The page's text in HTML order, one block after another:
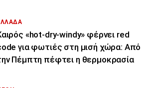
«hot-dry-windy» φέρνει red
για φωτιές στη μισή χώρα: Από
Πέμπτη πέφτει η θερμοκρασία